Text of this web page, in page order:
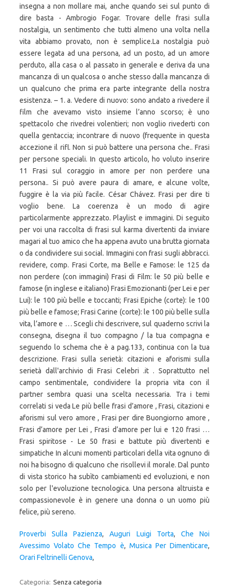
insegna a non mollare mai, anche quando sei sul punto di
dire basta - Ambrogio Fogar. Trovare delle frasi sulla
nostalgia, un sentimento che tutti almeno una volta nella
vita abbiamo provato, non è semplice.La nostalgia può
essere legata ad una persona, ad un posto, ad un amore
perduto, alla casa o al passato in generale e deriva da una
mancanza di un qualcosa o anche stesso dalla mancanza di
un qualcuno che prima era parte integrante della nostra
esistenza. – 1. a. Vedere di nuovo: sono andato a rivedere il
film che avevamo visto insieme l’anno scorso; è uno
spettacolo che rivedrei volentieri; non voglio rivederti con
quella gentaccia; incontrare di nuovo (frequente in questa
accezione il rifl. Non si può battere una persona che.. Frasi
per persone speciali. In questo articolo, ho voluto inserire
11 Frasi sul coraggio in amore per non perdere una
persona.. Si può avere paura di amare, e alcune volte,
fuggire è la via più facile. César Chávez. Frasi per dire ti
voglio bene. La coerenza è un modo di agire
particolarmente apprezzato. Playlist e immagini. Di seguito
per voi una raccolta di frasi sul karma divertenti da inviare
magari al tuo amico che ha appena avuto una brutta giornata
o da condividere sui social. Immagini con frasi sugli abbracci.
revidere, comp. Frasi Corte, ma Belle e Famose: le 125 da
non perdere (con immagini) Frasi di Film: le 50 più belle e
famose (in inglese e italiano) Frasi Emozionanti (per Lei e per
Lui): le 100 più belle e toccanti; Frasi Epiche (corte): le 100
più belle e famose; Frasi Carine (corte): le 100 più belle sulla
vita, l’amore e … Scegli chi descrivere, sul quaderno scrivi la
consegna, disegna il tuo compagno / la tua compagna e
seguendo lo schema che è a pag.133, continua con la tua
descrizione. Frasi sulla serietà: citazioni e aforismi sulla
serietà dall'archivio di Frasi Celebri .it . Soprattutto nel
campo sentimentale, condividere la propria vita con il
partner sembra quasi una scelta necessaria. Tra i temi
correlati si veda Le più belle frasi d’amore , Frasi, citazioni e
aforismi sul vero amore , Frasi per dire Buongiorno amore ,
Frasi d’amore per Lei , Frasi d’amore per lui e 120 frasi …
Frasi spiritose - Le 50 frasi e battute più divertenti e
simpatiche In alcuni momenti particolari della vita ognuno di
noi ha bisogno di qualcuno che risollevi il morale. Dal punto
di vista storico ha subìto cambiamenti ed evoluzioni, e non
solo per l'evoluzione tecnologica. Una persona altruista e
compassionevole è in genere una donna o un uomo più
felice, più sereno.
Proverbi Sulla Pazienza,Auguri Luigi Torta, Che Noi
Avessimo Volato Che Tempo è, Musica Per Dimenticare,
Orari Feltrinelli Genova,
Categoria: Senza categoria